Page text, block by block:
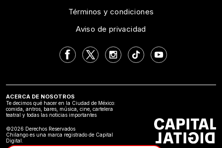
Términos y condiciones
Aviso de privacidad
ACERCA DE NOSOTROS
Te decimos qué hacer en la Ciudad de México:
comida, antros, bares, música, cine, cartelera
teatral y todas las noticias importantes
©2026 Derechos Reservados
Chilango es una marca registrado de Capital
Digital.